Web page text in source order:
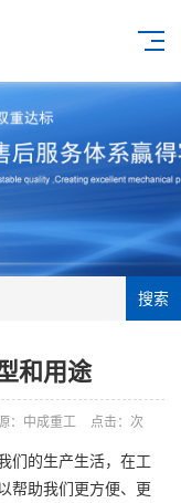
搜索
和用途
：中成重工 点击： 次
们的生产生活，在工
帮助我们更方便、更